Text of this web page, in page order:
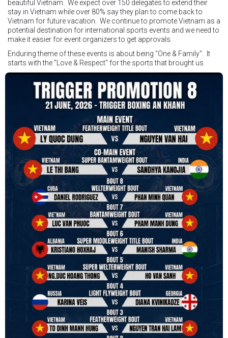
beautiful Vietnam. We expect over 150 delegates to extend their
stay in Vietnam while over 80% say they plan to come back to
Vietnam for future vacation. We continue to promote Vietnam as a
potential destination for international sports events and we need to
make it easier for event organizers to get approvals.
Enduring theme of these events is about being "One & Family". It
starts with the "Love & Respect" for the sports that brought us
together. To help each other get better, to share experiences, and
remembering that it is all about protecting the safety of the boxers
in and out of the ring. It is not about power over them but rather
power to serve, guide, advice, and respect the path they chose. We
strive to make it a little smoother and safer.
VBO is pleased to welcome
Vietnam Boxing Federation - VBF
to join the convention in the organizing committee. We are joining
hands to restart professional boxing in Vietnam. Stay stuned.
We will release more photos once IBF has had the chance to
review them and release it officially.
#ibfconvention
#grandhotram
#professionalboxing
#41stibfconvention